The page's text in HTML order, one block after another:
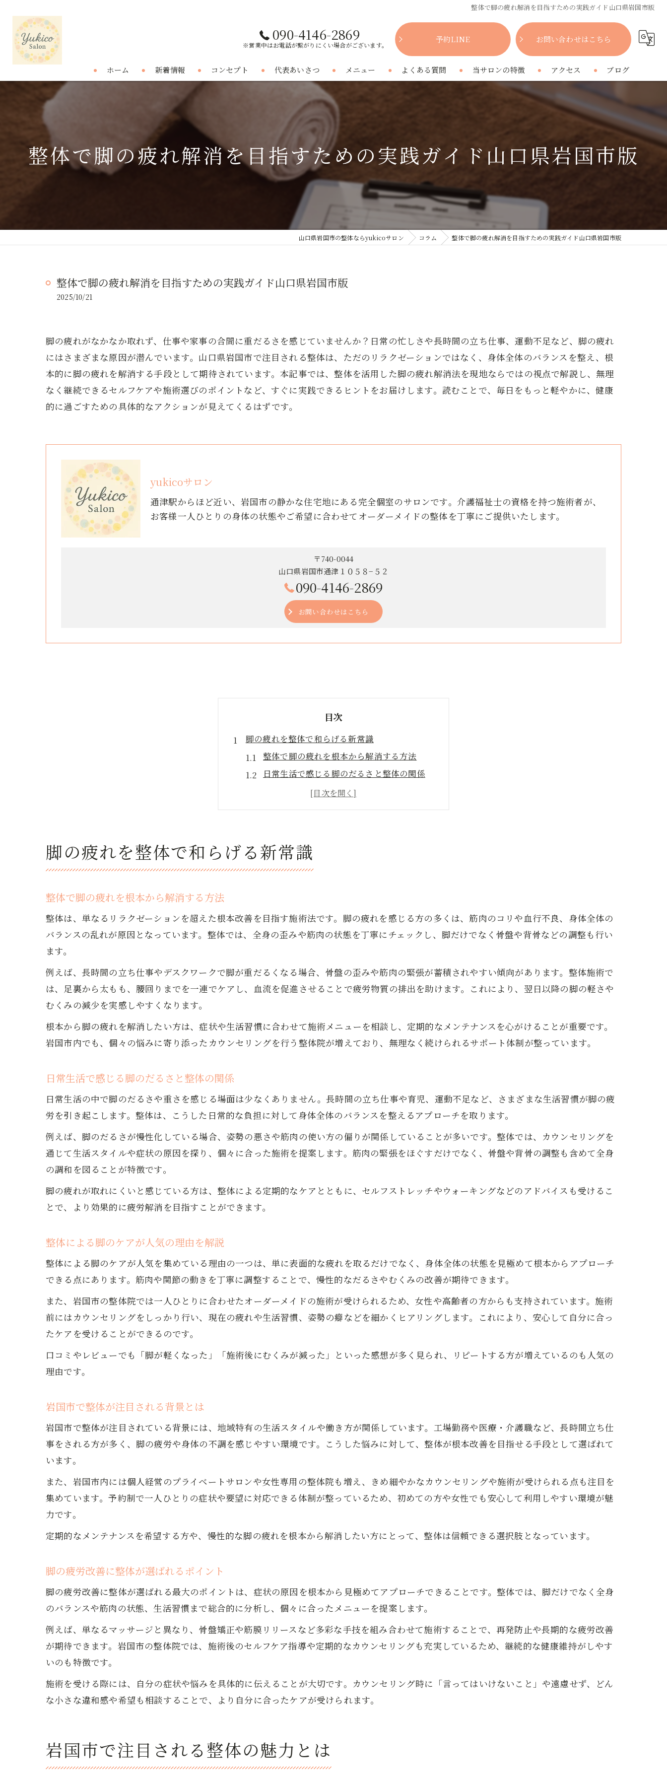
整体で脚の疲れ解消を目指すための実践ガイド山口県岩国市版
090-4146-2869
※営業中はお電話が繋がりにくい場合がございます。
予約LINE お問い合わせはこちら
ホーム 新着情報 コンセプト 代表あいさつ メニュー よくある質問 当サロンの特徴
腰痛
プライベートサロン
アクセス ブログ
コラム
整体で脚の疲れ解消を目指すための実践ガイド山口県岩国市版
山口県岩国市の整体ならyukicoサロン コラム 整体で脚の疲れ解消を目指すための実践ガイド山口県岩国市版
整体で脚の疲れ解消を目指すための実践ガイド山口県岩国市版
2025/10/21
脚の疲れがなかなか取れず、仕事や家事の合間に重だるさを感じていませんか？日常の忙しさや長時間の立ち仕事、運動不足など、脚の疲れ
にはさまざまな原因が潜んでいます。山口県岩国市で注目される整体は、ただのリラクゼーションではなく、身体全体のバランスを整え、根
本的に脚の疲れを解消する手段として期待されています。本記事では、整体を活用した脚の疲れ解消法を現地ならではの視点で解説し、無理
なく継続できるセルフケアや施術選びのポイントなど、すぐに実践できるヒントをお届けします。読むことで、毎日をもっと軽やかに、健康
的に過ごすための具体的なアクションが見えてくるはずです。
yukicoサロン
通津駅からほど近い、岩国市の静かな住宅地にある完全個室のサロンです。介護福祉士の資格を持つ施術者が、
お客様一人ひとりの身体の状態やご希望に合わせてオーダーメイドの整体を丁寧にご提供いたします。
〒740-0044
山口県岩国市通津１０５８−５２
090-4146-2869
お問い合わせはこちら
目次
脚の疲れを整体で和らげる新常識
整体で脚の疲れを根本から解消する方法
日常生活で感じる脚のだるさと整体の関係
整体による脚のケアが人気の理由を解説
岩国市で整体が注目される背景とは
岩国市で注目される整体の魅力とは
岩国市で人気の整体が選ばれる理由を探る
整体とマッサージの違いと脚疲労への効果
整体体験者の感想から見る満足度の高さ
慢性的な脚のだるさに整体が効く理由とは
整体のプロが実践する疲労回復テクニック
脚の疲労を和らげる整体施術の流れ
自宅でできる整体由来のストレッチ法
整体を活用した日々のケア習慣の作り方
整体施術で疲れ知らずの毎日へ
整体の継続施術がもたらす嬉しい変化
疲労回復を加速する整体のポイント紹介
本気で脚の疲れを解消したい人へ
整体で本気の脚疲労改善を目指す方法
脚の疲れ解消に整体が最適な理由を解説
整体施術前後で感じる身体の違いとは
脚の疲れを整体で和らげる新常識
整体で脚の疲れを根本から解消する方法
整体は、単なるリラクゼーションを超えた根本改善を目指す施術法です。脚の疲れを感じる方の多くは、筋肉のコリや血行不良、身体全体の
バランスの乱れが原因となっています。整体では、全身の歪みや筋肉の状態を丁寧にチェックし、脚だけでなく骨盤や背骨などの調整も行い
ます。
例えば、長時間の立ち仕事やデスクワークで脚が重だるくなる場合、骨盤の歪みや筋肉の緊張が蓄積されやすい傾向があります。整体施術で
は、足裏から太もも、腰回りまでを一連でケアし、血流を促進させることで疲労物質の排出を助けます。これにより、翌日以降の脚の軽さや
むくみの減少を実感しやすくなります。
根本から脚の疲れを解消したい方は、症状や生活習慣に合わせて施術メニューを相談し、定期的なメンテナンスを心がけることが重要です。
岩国市内でも、個々の悩みに寄り添ったカウンセリングを行う整体院が増えており、無理なく続けられるサポート体制が整っています。
日常生活で感じる脚のだるさと整体の関係
日常生活の中で脚のだるさや重さを感じる場面は少なくありません。長時間の立ち仕事や育児、運動不足など、さまざまな生活習慣が脚の疲
労を引き起こします。整体は、こうした日常的な負担に対して身体全体のバランスを整えるアプローチを取ります。
例えば、脚のだるさが慢性化している場合、姿勢の悪さや筋肉の使い方の偏りが関係していることが多いです。整体では、カウンセリングを
通じて生活スタイルや症状の原因を探り、個々に合った施術を提案します。筋肉の緊張をほぐすだけでなく、骨盤や背骨の調整も含めて全身
の調和を図ることが特徴です。
脚の疲れが取れにくいと感じている方は、整体による定期的なケアとともに、セルフストレッチやウォーキングなどのアドバイスも受けるこ
とで、より効果的に疲労解消を目指すことができます。
整体による脚のケアが人気の理由を解説
整体による脚のケアが人気を集めている理由の一つは、単に表面的な疲れを取るだけでなく、身体全体の状態を見極めて根本からアプローチ
できる点にあります。筋肉や関節の動きを丁寧に調整することで、慢性的なだるさやむくみの改善が期待できます。
また、岩国市の整体院では一人ひとりに合わせたオーダーメイドの施術が受けられるため、女性や高齢者の方からも支持されています。施術
前にはカウンセリングをしっかり行い、現在の疲れや生活習慣、姿勢の癖などを細かくヒアリングします。これにより、安心して自分に合っ
たケアを受けることができるのです。
口コミやレビューでも「脚が軽くなった」「施術後にむくみが減った」といった感想が多く見られ、リピートする方が増えているのも人気の
理由です。
岩国市で整体が注目される背景とは
岩国市で整体が注目されている背景には、地域特有の生活スタイルや働き方が関係しています。工場勤務や医療・介護職など、長時間立ち仕
事をされる方が多く、脚の疲労や身体の不調を感じやすい環境です。こうした悩みに対して、整体が根本改善を目指せる手段として選ばれて
います。
また、岩国市内には個人経営のプライベートサロンや女性専用の整体院も増え、きめ細やかなカウンセリングや施術が受けられる点も注目を
集めています。予約制で一人ひとりの症状や要望に対応できる体制が整っているため、初めての方や女性でも安心して利用しやすい環境が魅
力です。
定期的なメンテナンスを希望する方や、慢性的な脚の疲れを根本から解消したい方にとって、整体は信頼できる選択肢となっています。
脚の疲労改善に整体が選ばれるポイント
脚の疲労改善に整体が選ばれる最大のポイントは、症状の原因を根本から見極めてアプローチできることです。整体では、脚だけでなく全身
のバランスや筋肉の状態、生活習慣まで総合的に分析し、個々に合ったメニューを提案します。
例えば、単なるマッサージと異なり、骨盤矯正や筋膜リリースなど多彩な手技を組み合わせて施術することで、再発防止や長期的な疲労改善
が期待できます。岩国市の整体院では、施術後のセルフケア指導や定期的なカウンセリングも充実しているため、継続的な健康維持がしやす
いのも特徴です。
施術を受ける際には、自分の症状や悩みを具体的に伝えることが大切です。カウンセリング時に「言ってはいけないこと」や遠慮せず、どん
な小さな違和感や希望も相談することで、より自分に合ったケアが受けられます。
岩国市で注目される整体の魅力とは